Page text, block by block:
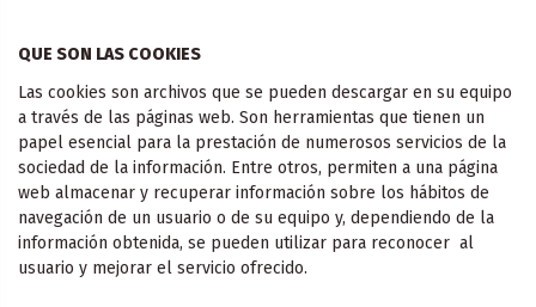
QUE SON LAS COOKIES
Las cookies son archivos que se pueden descargar en su equipo
a través de las páginas web. Son herramientas que tienen un
papel esencial para la prestación de numerosos servicios de la
sociedad de la información. Entre otros, permiten a una página
web almacenar y recuperar información sobre los hábitos de
navegación de un usuario o de su equipo y, dependiendo de la
información obtenida, se pueden utilizar para reconocer al
usuario y mejorar el servicio ofrecido.